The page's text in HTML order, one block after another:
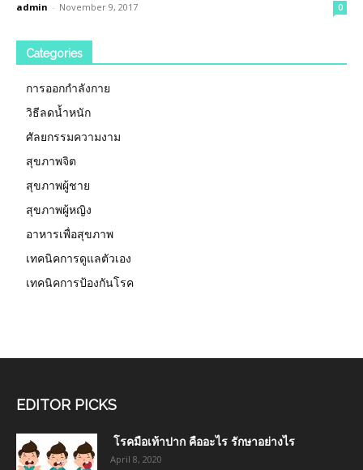
admin - November 9, 2017 0
Categories
การออกกำลังกาย
วิธีลดน้ำหนัก
ศัลยกรรมความงาม
สุขภาพจิต
สุขภาพผู้ชาย
สุขภาพผู้หญิง
อาหารเพื่อสุขภาพ
เทคนิคการดูแลตัวเอง
เทคนิคการป้องกันโรค
EDITOR PICKS
โรคมือเท้าปาก คืออะไร รักษาอย่างไร
April 8, 2020